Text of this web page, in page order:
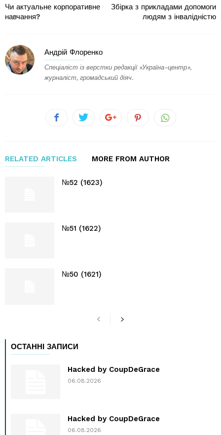
Чи актуальне корпоративне
навчання?
Збірка з прикладами допомоги
людям з інвалідністю
Андрій Флоренко
Спеціаліст із верстки редакції «Україна-центр»,
журналіст, громадський діяч.
RELATED ARTICLES MORE FROM AUTHOR
№52 (1623)
№51 (1622)
№50 (1621)
ОСТАННІ ЗАПИСИ
Hacked by CoupDeGrace
06.08.2026
Hacked by CoupDeGrace
06.08.2026